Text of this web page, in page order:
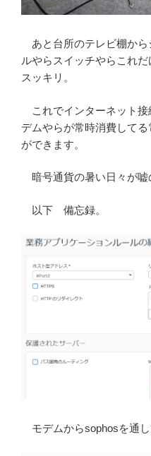
あと台所のテレビ棚から
ルやらスイッチやらこれだ
スッキリ。
これでインターネット接
デムやらが常時消費して
ができます。
暗号通貨の暑い日々が
以下 備忘録。
モデムからsophosを通し